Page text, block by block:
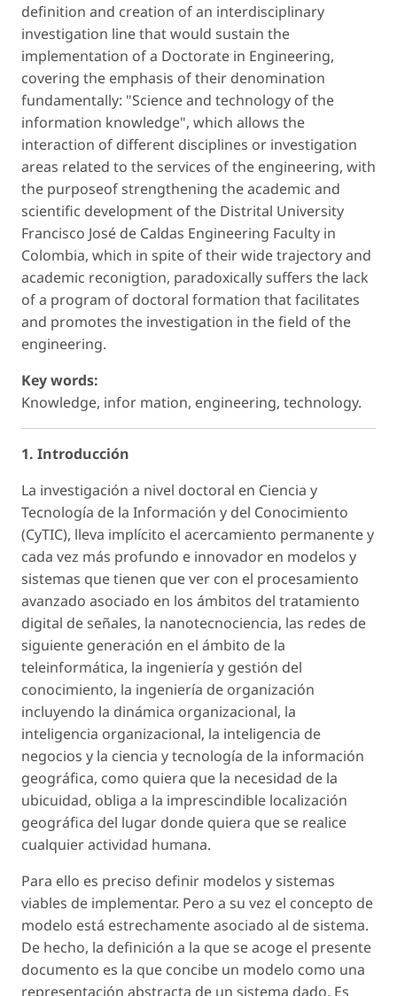
definition and creation of an interdisciplinary
investigation line that would sustain the
implementation of a Doctorate in Engineering,
covering the emphasis of their denomination
fundamentally: "Science and technology of the
information knowledge", which allows the
interaction of different disciplines or investigation
areas related to the services of the engineering, with
the purposeof strengthening the academic and
scientific development of the Distrital University
Francisco José de Caldas Engineering Faculty in
Colombia, which in spite of their wide trajectory and
academic reconigtion, paradoxically suffers the lack
of a program of doctoral formation that facilitates
and promotes the investigation in the field of the
engineering.
Key words:
Knowledge, infor mation, engineering, technology.
1. Introducción
La investigación a nivel doctoral en Ciencia y
Tecnología de la Información y del Conocimiento
(CyTIC), lleva implícito el acercamiento permanente y
cada vez más profundo e innovador en modelos y
sistemas que tienen que ver con el procesamiento
avanzado asociado en los ámbitos del tratamiento
digital de señales, la nanotecnociencia, las redes de
siguiente generación en el ámbito de la
teleinformática, la ingeniería y gestión del
conocimiento, la ingeniería de organización
incluyendo la dinámica organizacional, la
inteligencia organizacional, la inteligencia de
negocios y la ciencia y tecnología de la información
geográfica, como quiera que la necesidad de la
ubicuidad, obliga a la imprescindible localización
geográfica del lugar donde quiera que se realice
cualquier actividad humana.
Para ello es preciso definir modelos y sistemas
viables de implementar. Pero a su vez el concepto de
modelo está estrechamente asociado al de sistema.
De hecho, la definición a la que se acoge el presente
documento es la que concibe un modelo como una
representación abstracta de un sistema dado. Es